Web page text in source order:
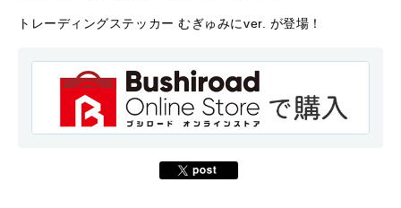
トレーディングステッカー むぎゅみにver. が登場！